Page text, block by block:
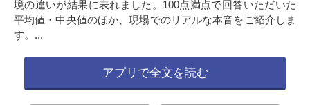
境の違いが結果に表れました。100点満点で回答いただいた
平均値・中央値のほか、現場でのリアルな本音をご紹介しま
す。...
アプリで全文を読む